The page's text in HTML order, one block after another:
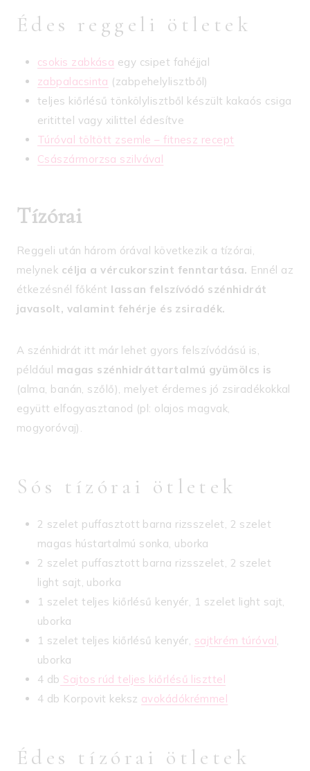
Édes reggeli ötletek
csokis zabkása egy csipet fahéjjal
zabpalacsinta (zabpehelylisztből)
teljes kiőrlésű tönkölylisztből készült kakaós csiga
eritittel vagy xilittel édesítve
Túróval töltött zsemle – fitnesz recept
Császármorzsa szilvával
Tízórai
Reggeli után három órával következik a tízórai,
melynek célja a vércukorszint fenntartása. Ennél az
étkezésnél főként lassan felszívódó szénhidrát
javasolt, valamint fehérje és zsiradék.
A szénhidrát itt már lehet gyors felszívódású is,
például magas szénhidráttartalmú gyümölcs is
(alma, banán, szőlő), melyet érdemes jó zsiradékokkal
együtt elfogyasztanod (pl: olajos magvak,
mogyoróvaj).
Sós tízórai ötletek
2 szelet puffasztott barna rizsszelet, 2 szelet
magas hústartalmú sonka, uborka
2 szelet puffasztott barna rizsszelet, 2 szelet
light sajt, uborka
1 szelet teljes kiőrlésű kenyér, 1 szelet light sajt,
uborka
1 szelet teljes kiőrlésű kenyér, sajtkrém túróval
uborka
4 db Sajtos rúd teljes kiőrlésű liszttel
4 db Korpovit keksz avokádókrémmel
Édes tízórai ötletek